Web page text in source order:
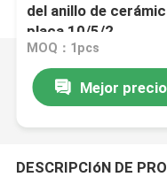
del anillo de
placa 10/5/2
MOQ：1pcs
Mejor precio
DESCRIPCIóN DE